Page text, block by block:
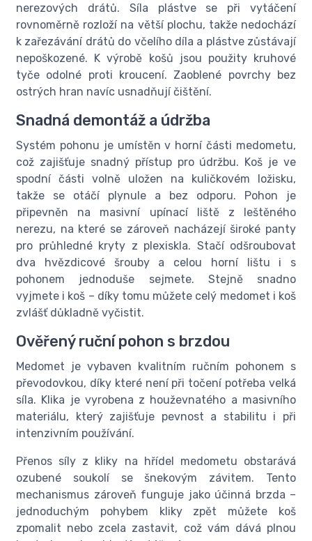
nerezových drátů. Síla plástve se při vytáčení
rovnoměrně rozloží na větší plochu, takže nedochází
k zařezávání drátů do včelího díla a plástve zůstávají
nepoškozené. K výrobě košů jsou použity kruhové
tyče odolné proti kroucení. Zaoblené povrchy bez
ostrých hran navíc usnadňují čištění.
Snadná demontáž a údržba
Systém pohonu je umístěn v horní části medometu,
což zajišťuje snadný přístup pro údržbu. Koš je ve
spodní části volně uložen na kuličkovém ložisku,
takže se otáčí plynule a bez odporu. Pohon je
připevněn na masivní upínací liště z leštěného
nerezu, na které se zároveň nacházejí široké panty
pro průhledné kryty z plexiskla. Stačí odšroubovat
dva hvězdicové šrouby a celou horní lištu i s
pohonem jednoduše sejmete. Stejně snadno
vyjmete i koš – díky tomu můžete celý medomet i koš
zvlášť důkladně vyčistit.
Ověřený ruční pohon s brzdou
Medomet je vybaven kvalitním ručním pohonem s
převodovkou, díky které není při točení potřeba velká
síla. Klika je vyrobena z houževnatého a masivního
materiálu, který zajišťuje pevnost a stabilitu i při
intenzivním používání.
Přenos síly z kliky na hřídel medometu obstarává
ozubené soukolí se šnekovým závitem. Tento
mechanismus zároveň funguje jako účinná brzda –
jednoduchým pohybem kliky zpět můžete koš
zpomalit nebo zcela zastavit, což vám dává plnou